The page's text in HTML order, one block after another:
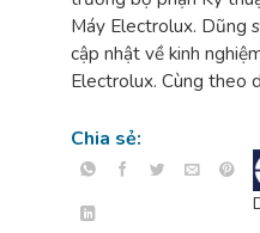
Máy Electrolux. Dũng
cập nhật về kinh
Electrolux. Cùng theo
Chia sẻ: